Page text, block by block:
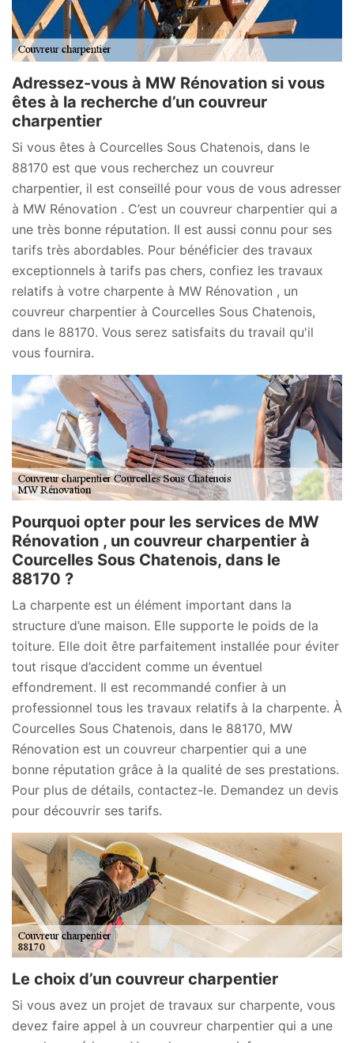
Adressez-vous à MW Rénovation si vous
êtes à la recherche d’un couvreur
charpentier
Si vous êtes à Courcelles Sous Chatenois, dans le
88170 est que vous recherchez un couvreur
charpentier, il est conseillé pour vous de vous adresser
à MW Rénovation . C’est un couvreur charpentier qui a
une très bonne réputation. Il est aussi connu pour ses
tarifs très abordables. Pour bénéficier des travaux
exceptionnels à tarifs pas chers, confiez les travaux
relatifs à votre charpente à MW Rénovation , un
couvreur charpentier à Courcelles Sous Chatenois,
dans le 88170. Vous serez satisfaits du travail qu'il
vous fournira.
Pourquoi opter pour les services de MW
Rénovation , un couvreur charpentier à
Courcelles Sous Chatenois, dans le
88170 ?
La charpente est un élément important dans la
structure d’une maison. Elle supporte le poids de la
toiture. Elle doit être parfaitement installée pour éviter
tout risque d’accident comme un éventuel
effondrement. Il est recommandé confier à un
professionnel tous les travaux relatifs à la charpente. À
Courcelles Sous Chatenois, dans le 88170, MW
Rénovation est un couvreur charpentier qui a une
bonne réputation grâce à la qualité de ses prestations.
Pour plus de détails, contactez-le. Demandez un devis
pour découvrir ses tarifs.
Le choix d’un couvreur charpentier
Si vous avez un projet de travaux sur charpente, vous
devez faire appel à un couvreur charpentier qui a une